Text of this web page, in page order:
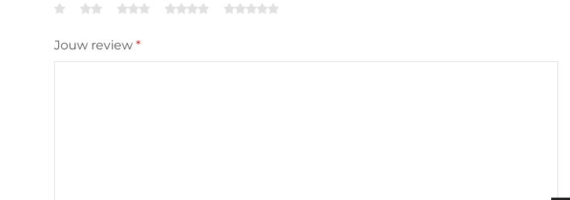
Jouw review *